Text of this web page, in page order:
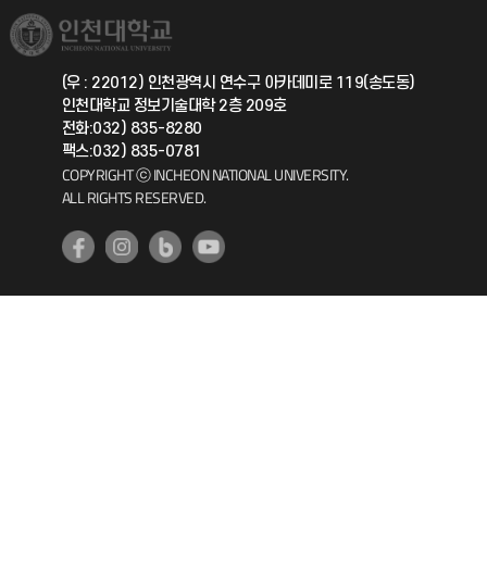
취업정보(학생)
총동문회
국제지원과
공자아카데미
기초교육원
(우 : 22012) 인천광역시 연수구 아카데미로 119(송도동)
인천대학교 정보기술대학 2층 209호
전화:032) 835-8280
팩스:032) 835-0781
COPYRIGHT ⓒ INCHEON NATIONAL UNIVERSITY.
ALL RIGHTS RESERVED.